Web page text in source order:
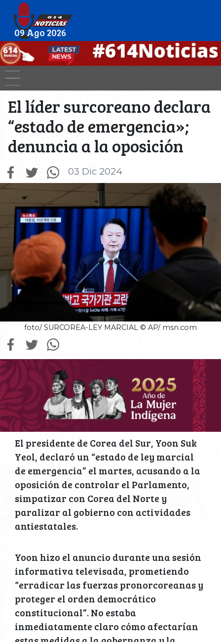
09 Ago 2026
El líder surcoreano declara
“estado de emergencia»;
denuncia a la oposición
03 Dic 2024
foto/ SURCOREA-LEY MARCIAL © AP/ msn.com
El presidente de Corea del Sur, Yoon Suk
Yeol, declaró un “estado de ley marcial
de emergencia” el martes, acusando a la
oposición de controlar el Parlamento,
simpatizar con Corea del Norte y
paralizar al gobierno con actividades
antiestatales.
Yoon hizo el anuncio durante una sesión
informativa televisada, prometiendo
“erradicar las fuerzas pronorcoreanas y
proteger el orden democrático
constitucional”. No estaba
inmediatamente claro cómo afectarían